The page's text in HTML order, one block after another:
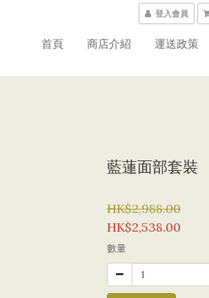
登入會員
首頁 商店介紹 運送政策
藍蓮面部套裝
HK$2,988.00
HK$2,538.00
數量